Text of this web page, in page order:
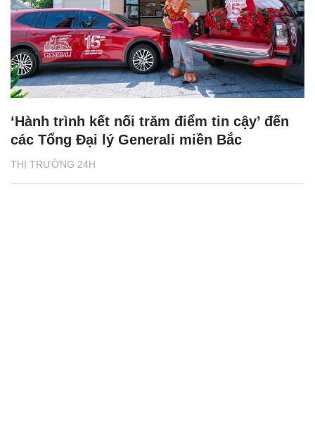
THỊ TRƯỜNG 24H
‘Hành trình kết nối trăm điểm tin cậy’ đến
các Tổng Đại lý Generali miền Bắc